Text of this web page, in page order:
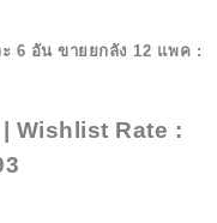
6 อัน ขายยกลัง 12 แพค :
Wishlist Rate :